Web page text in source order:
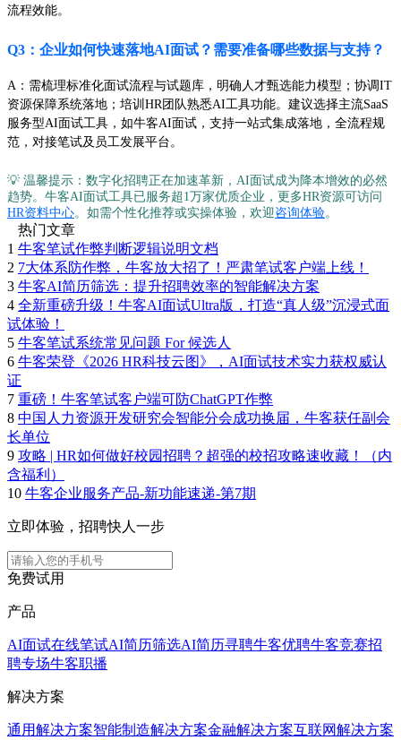
流程效能。
Q3：企业如何快速落地AI面试？需要准备哪些数据与支持？
A：需梳理标准化面试流程与试题库，明确人才甄选能力模型；协调IT
资源保障系统落地；培训HR团队熟悉AI工具功能。建议选择主流SaaS
服务型AI面试工具，如牛客AI面试，支持一站式集成落地，全流程规
范，对接笔试及员工发展平台。
💡 温馨提示：数字化招聘正在加速革新，AI面试成为降本增效的必然
趋势。牛客AI面试工具已服务超1万家优质企业，更多HR资源可访问
HR资料中心。如需个性化推荐或实操体验，欢迎咨询体验。
热门文章
1 牛客笔试作弊判断逻辑说明文档
2 7大体系防作弊，牛客放大招了！严肃笔试客户端上线！
3 牛客AI简历筛选：提升招聘效率的智能解决方案
4 全新重磅升级！牛客AI面试Ultra版，打造“真人级”沉浸式面
试体验！
5 牛客笔试系统常见问题 For 候选人
6 牛客荣登《2026 HR科技云图》，AI面试技术实力获权威认
证
7 重磅！牛客笔试客户端可防ChatGPT作弊
8 中国人力资源开发研究会智能分会成功换届，牛客获任副会
长单位
9 攻略 | HR如何做好校园招聘？超强的校招攻略速收藏！（内
含福利）
10 牛客企业服务产品-新功能速递-第7期
立即体验，招聘快人一步
免费试用
产品
AI面试在线笔试AI简历筛选AI简历寻聘牛客优聘牛客竞赛招
聘专场牛客职播
解决方案
通用解决方案智能制造解决方案金融解决方案互联网解决方案